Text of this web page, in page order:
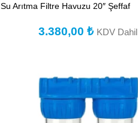
Su Arıtma Filtre Havuzu 20″ Şeffaf
3.380,00 ₺ KDV Dahil